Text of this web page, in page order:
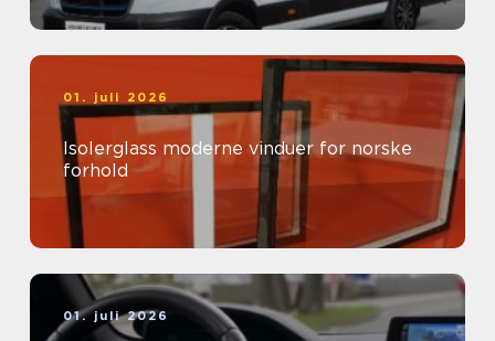
01. juli 2026
Isolerglass moderne vinduer for norske
forhold
01. juli 2026